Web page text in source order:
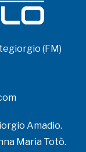
(FM)
Amadio.
Maria Totò.